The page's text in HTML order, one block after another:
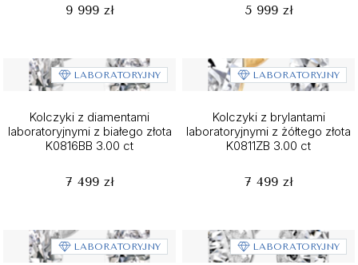
9 999 zł 5 999 zł
LABORATORYJNY
Kolczyki z diamentami
laboratoryjnymi z białego złota
K0816BB 3.00 ct
7 499 zł
LABORATORYJNY
Kolczyki z brylantami
laboratoryjnymi z żółtego złota
K0811ZB 3.00 ct
7 499 zł
LABORATORYJNY LABORATORYJNY